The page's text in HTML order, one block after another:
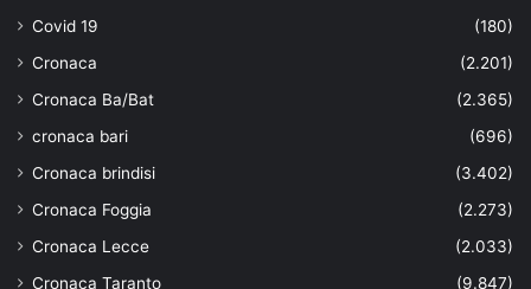
Covid 19
(180)
Cronaca
(2.201)
Cronaca Ba/Bat
(2.365)
cronaca bari
(696)
Cronaca brindisi
(3.402)
Cronaca Foggia
(2.273)
Cronaca Lecce
(2.033)
Cronaca Taranto
(9.847)